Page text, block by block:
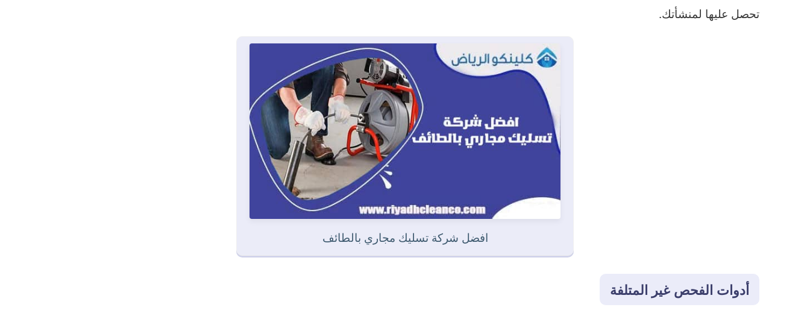
تحصل عليها لمنشأتك.
افضل شركة تسليك مجاري بالطائف
أدوات الفحص غير المتلفة